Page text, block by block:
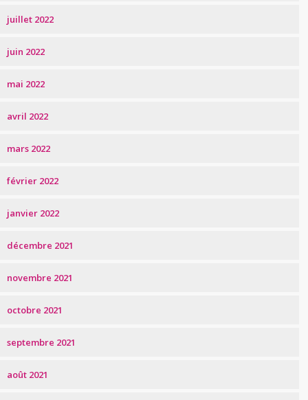
juillet 2022
juin 2022
mai 2022
avril 2022
mars 2022
février 2022
janvier 2022
décembre 2021
novembre 2021
octobre 2021
septembre 2021
août 2021